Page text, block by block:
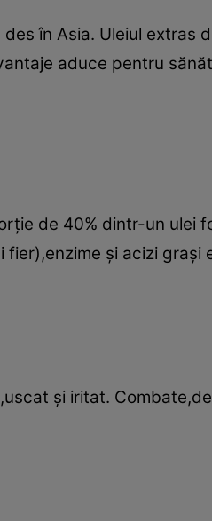
în Asia. Uleiul extras
aduce pentru
de 40% dintr-un ulei
şi acizi graşi
şi iritat. Combate,de